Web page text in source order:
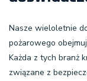
Nasze wieloletnie
pożarowego
Każda z tych branż
związane z